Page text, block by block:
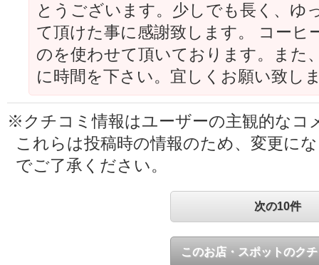
とうございます。少しでも長く、ゆ
て頂けた事に感謝致します。 コーヒ
のを使わせて頂いております。また
に時間を下さい。宜しくお願い致し
※クチコミ情報はユーザーの主観的なコ
これらは投稿時の情報のため、変更に
でご了承ください。
次の10件
このお店・スポットのク